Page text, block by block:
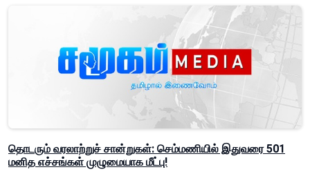
தொடரும் வரலாற்றுச் சான்றுகள்: செம்மணியில் இதுவரை 501
மனித எச்சங்கள் முழுமையாக மீட்பு!